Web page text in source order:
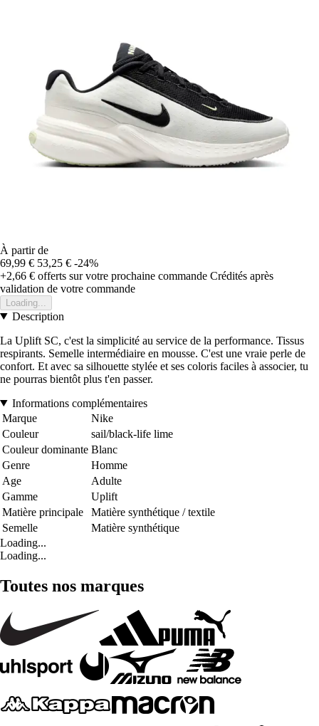
À partir de
69,99 € 53,25 € -24%
+2,66 € offerts sur votre prochaine commande Crédités après
validation de votre commande
Loading...
Description
La Uplift SC, c'est la simplicité au service de la performance. Tissus
respirants. Semelle intermédiaire en mousse. C'est une vraie perle de
confort. Et avec sa silhouette stylée et ses coloris faciles à associer, tu
ne pourras bientôt plus t'en passer.
Informations complémentaires
Marque
Nike
Couleur
sail/black-life lime
Couleur dominante Blanc
Genre
Homme
Age
Adulte
Gamme
Uplift
Matière principale
Matière synthétique / textile
Semelle
Matière synthétique
Loading...
Loading...
Toutes nos marques